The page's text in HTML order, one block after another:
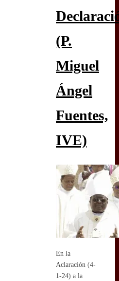
(P.
Miguel
Ángel
Fuentes,
IVE)
En la
Aclaración (4-
1-24) a la